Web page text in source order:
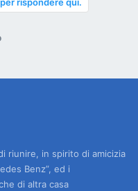
rispondere qui.
riunire, in spirito di amicizia
Benz”, ed i
di altra casa